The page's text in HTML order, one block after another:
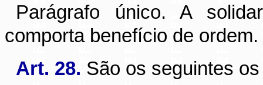
Parágrafo único. A
comporta benefício de ordem.
Art. 28. São os seguintes